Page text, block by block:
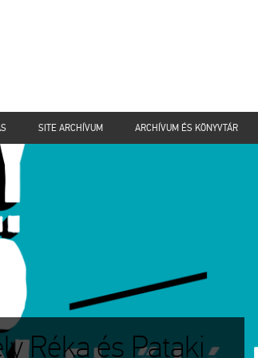
SITE ARCHÍVUM ARCHÍVUM ÉS KÖNYVTÁR
Réka és Pataki